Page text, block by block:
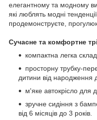
елегантному та модному
які люблять модні
продемонструєте,
Сучасне та комфортне
компактна легка
просторну трубку-
дитини від народження
м'яке автокрісло для
зручне сидіння з
від 6 місяців до 3 років.